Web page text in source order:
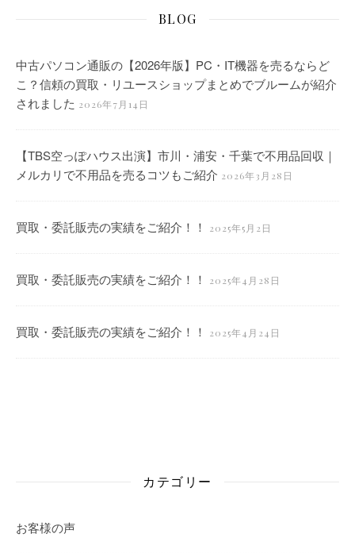
BLOG
中古パソコン通販の【2026年版】PC・IT機器を売るならど
こ？信頼の買取・リユースショップまとめでブルームが紹介
されました 2026年7月14日
【TBS空っぽハウス出演】市川・浦安・千葉で不用品回収｜
メルカリで不用品を売るコツもご紹介 2026年3月28日
買取・委託販売の実績をご紹介！！ 2025年5月2日
買取・委託販売の実績をご紹介！！ 2025年4月28日
買取・委託販売の実績をご紹介！！ 2025年4月24日
カテゴリー
お客様の声